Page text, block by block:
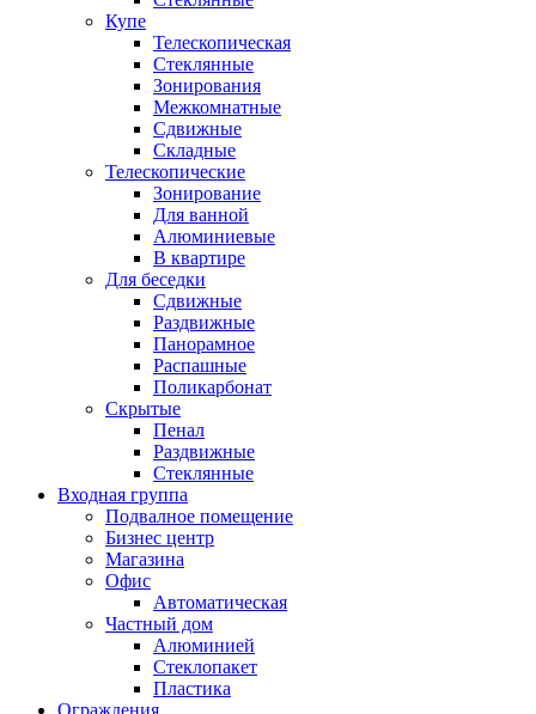
Купе
Телескопическая
Стеклянные
Зонирования
Межкомнатные
Сдвижные
Складные
Телескопические
Зонирование
Для ванной
Алюминиевые
В квартире
Для беседки
Сдвижные
Раздвижные
Панорамное
Распашные
Поликарбонат
Скрытые
Пенал
Раздвижные
Стеклянные
Входная группа
Подвалное помещение
Бизнес центр
Магазина
Офис
Автоматическая
Частный дом
Алюминией
Стеклопакет
Пластика
Ограждения